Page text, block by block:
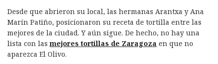
Desde que abrieron su local, las hermanas Arantxa y Ana
Marín Patiño, posicionaron su receta de tortilla entre las
mejores de la ciudad. Y aún sigue. De hecho, no hay una
lista con las mejores tortillas de Zaragoza en que no
aparezca El Olivo.